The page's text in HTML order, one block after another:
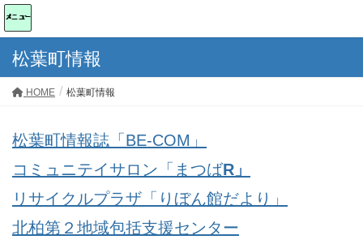
松葉町情報
HOME 松葉町情報
松葉町情報誌「BE-COM」
コミュニテイサロン「まつばR」
リサイクルプラザ「りぼん館だより」
北柏第２地域包括支援センター